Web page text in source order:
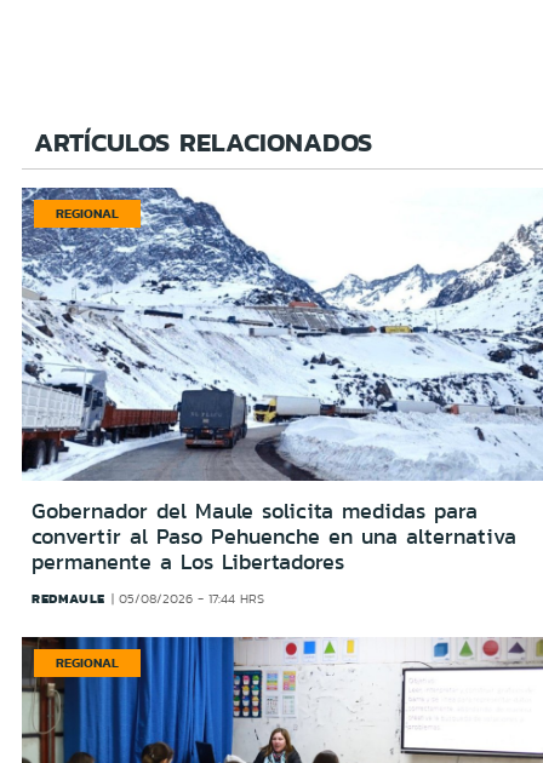
ARTÍCULOS RELACIONADOS
REGIONAL
Gobernador del Maule solicita medidas para
convertir al Paso Pehuenche en una alternativa
permanente a Los Libertadores
REDMAULE 05/08/2026 - 17:44 HRS
REGIONAL